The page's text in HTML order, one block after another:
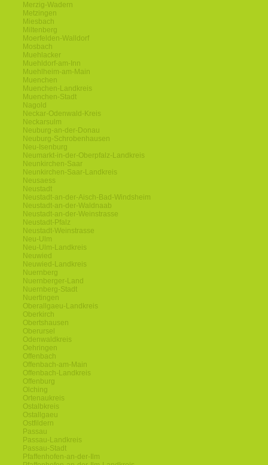
Merzig-Wadern
Metzingen
Miesbach
Miltenberg
Moerfelden-Walldorf
Mosbach
Muehlacker
Muehldorf-am-Inn
Muehlheim-am-Main
Muenchen
Muenchen-Landkreis
Muenchen-Stadt
Nagold
Neckar-Odenwald-Kreis
Neckarsulm
Neuburg-an-der-Donau
Neuburg-Schrobenhausen
Neu-Isenburg
Neumarkt-in-der-Oberpfalz-Landkreis
Neunkirchen-Saar
Neunkirchen-Saar-Landkreis
Neusaess
Neustadt
Neustadt-an-der-Aisch-Bad-Windsheim
Neustadt-an-der-Waldnaab
Neustadt-an-der-Weinstrasse
Neustadt-Pfalz
Neustadt-Weinstrasse
Neu-Ulm
Neu-Ulm-Landkreis
Neuwied
Neuwied-Landkreis
Nuernberg
Nuernberger-Land
Nuernberg-Stadt
Nuertingen
Oberallgaeu-Landkreis
Oberkirch
Obertshausen
Oberursel
Odenwaldkreis
Oehringen
Offenbach
Offenbach-am-Main
Offenbach-Landkreis
Offenburg
Olching
Ortenaukreis
Ostalbkreis
Ostallgaeu
Ostfildern
Passau
Passau-Landkreis
Passau-Stadt
Pfaffenhofen-an-der-Ilm